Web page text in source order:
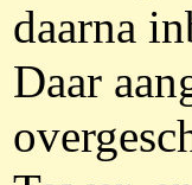
daarna
Daar